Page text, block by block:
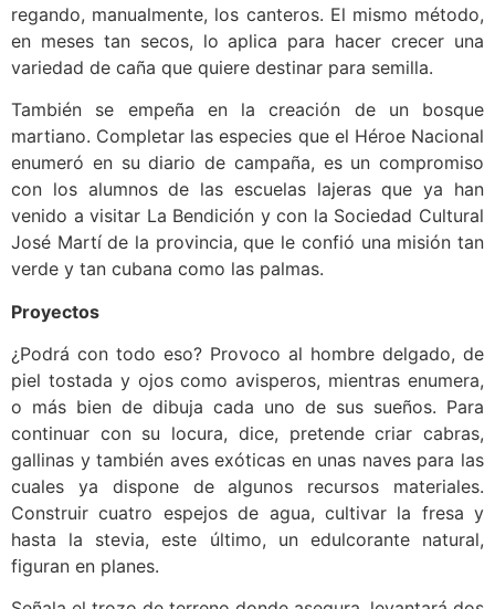
regando, manualmente, los canteros. El mismo método,
en meses tan secos, lo aplica para hacer crecer una
variedad de caña que quiere destinar para semilla.
También se empeña en la creación de un bosque
martiano. Completar las especies que el Héroe Nacional
enumeró en su diario de campaña, es un compromiso
con los alumnos de las escuelas lajeras que ya han
venido a visitar La Bendición y con la Sociedad Cultural
José Martí de la provincia, que le confió una misión tan
verde y tan cubana como las palmas.
Proyectos
¿Podrá con todo eso? Provoco al hombre delgado, de
piel tostada y ojos como avisperos, mientras enumera,
o más bien de dibuja cada uno de sus sueños. Para
continuar con su locura, dice, pretende criar cabras,
gallinas y también aves exóticas en unas naves para las
cuales ya dispone de algunos recursos materiales.
Construir cuatro espejos de agua, cultivar la fresa y
hasta la stevia, este último, un edulcorante natural,
figuran en planes.